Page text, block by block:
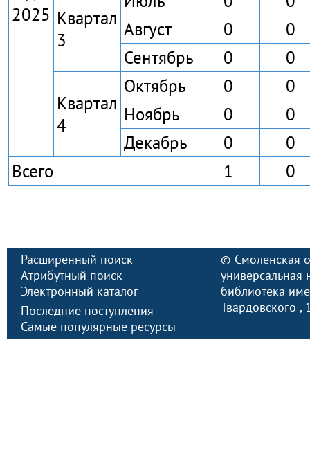
2025 Квартал
3
Август
0
0
Сентябрь
0 0
Квартал
4
Октябрь 0
0
Ноябрь
0
0
Декабрь
0
0
Всего
1 0
Расширенный поиск
Атрибутный поиск
Электронный каталог
Последние поступления
Самые популярные ресурсы
© Смоленская
универсальная
библиотека
Твардовского ,